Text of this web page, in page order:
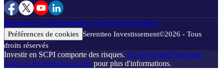
Mentions légalesConditions générales d'utilisation
Préférences de cookies Sereniteo Investissement©2026 - Tous
droits réservés
Investir en SCPI comporte des risques. En savoir plusVoir notre
page sur les risques associés pour plus d'informations.